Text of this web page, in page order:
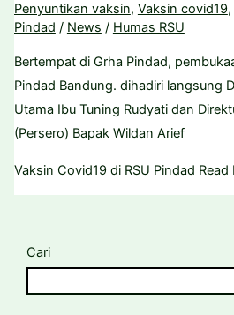
Penyuntikan vaksin, Vaksin covid19,
Pindad / News / Humas RSU
Bertempat di Grha Pindad,
Pindad Bandung. dihadiri langsung
Utama Ibu Tuning Rudyati dan
(Persero) Bapak Wildan Arief
Vaksin Covid19 di RSU Pindad Read
Cari